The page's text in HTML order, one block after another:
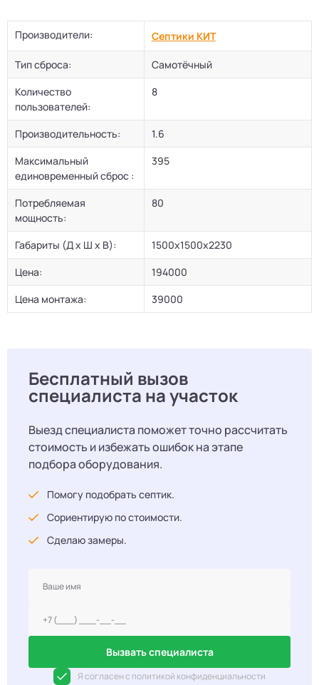
Производители: Септики КИТ
Тип сброса:
Самотёчный
Количество
пользователей:
8
Производительность:
1.6
Максимальный
единовременный сброс :
395
Потребляемая
мощность:
80
Габариты (Д х Ш х В):
1500x1500x2230
Цена:
194000
Цена монтажа:
39000
Бесплатный вызов
специалиста на участок
Выезд специалиста поможет точно рассчитать
стоимость и избежать ошибок на этапе
подбора оборудования.
Помогу подобрать септик.
Сориентирую по стоимости.
Сделаю замеры.
Вызвать специалиста
Я согласен с политикой конфиденциальности